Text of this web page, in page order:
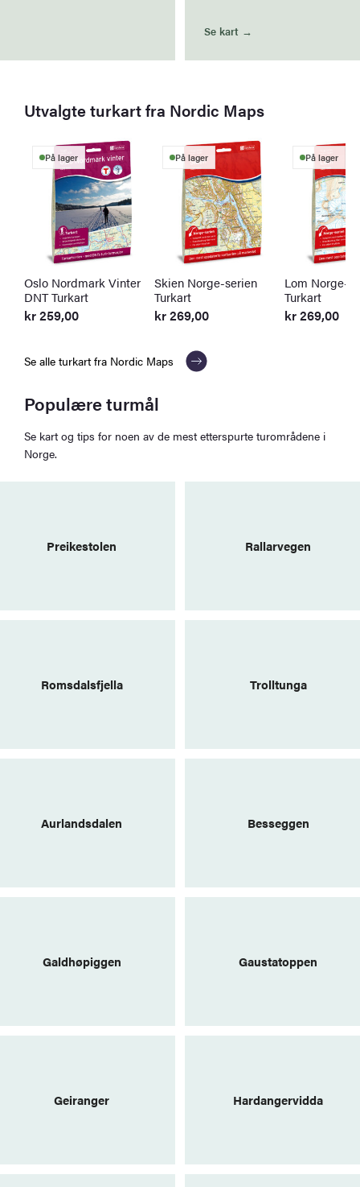
Se kart →
Utvalgte turkart fra Nordic Maps
På lager
Oslo Nordmark Vinter
DNT Turkart
kr259,00
På lager
Skien Norge-serien
Turkart
kr269,00
På lager
Lom Norge-
Turkart
kr269,00
Se alle turkart fra Nordic Maps
Populære turmål
Se kart og tips for noen av de mest etterspurte turområdene i
Norge.
Preikestolen Rallarvegen
Romsdalsfjella Trolltunga
Aurlandsdalen Besseggen
Galdhøpiggen Gaustatoppen
Geiranger Hardangervidda